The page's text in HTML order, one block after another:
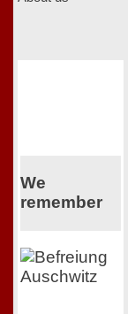
We
remember